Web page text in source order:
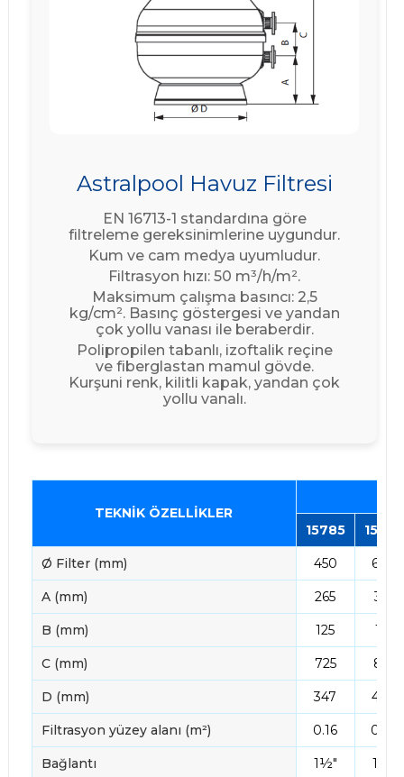
Astralpool Havuz Filtresi
EN 16713-1 standardına göre
filtreleme gereksinimlerine uygundur.
Kum ve cam medya uyumludur.
Filtrasyon hızı: 50 m³/h/m².
Maksimum çalışma basıncı: 2,5
kg/cm². Basınç göstergesi ve yandan
çok yollu vanası ile beraberdir.
Polipropilen tabanlı, izoftalik reçine
ve fiberglastan mamul gövde.
Kurşuni renk, kilitli kapak, yandan çok
yollu vanalı.
TEKNİK ÖZELLİKLER
15785 15786
Ø Filter (mm) 450 600
A (mm) 265 325
B (mm) 125 125
C (mm) 725 865
D (mm) 347 400
Filtrasyon yüzey alanı (m²) 0.16 0.30
Bağlantı 1½" 1½"